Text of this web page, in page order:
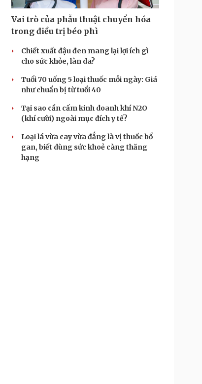
Vai trò của phẫu thuật chuyển hóa
trong điều trị béo phì
Chiết xuất đậu đen mang lại lợi ích gì
cho sức khỏe, làn da?
Tuổi 70 uống 5 loại thuốc mỗi ngày: Giá
như chuẩn bị từ tuổi 40
Tại sao cần cấm kinh doanh khí N2O
(khí cười) ngoài mục đích y tế?
Loại lá vừa cay vừa đắng là vị thuốc bổ
gan, biết dùng sức khoẻ càng thăng
hạng